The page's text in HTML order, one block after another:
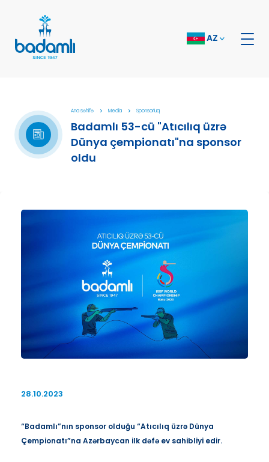
AZ
Ana səhifə Media Sponsorluq
Badamlı 53-cü "Atıcılıq üzrə
Dünya çempionatı"na sponsor
oldu
28.10.2023
“Badamlı”nın sponsor olduğu “Atıcılıq üzrə Dünya
Çempionatı”na Azərbaycan ilk dəfə ev sahibliyi edir.